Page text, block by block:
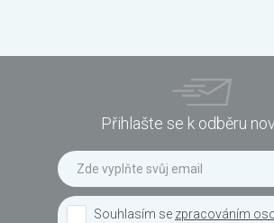
Přihlašte se k odběru
Souhlasím se zpracováním